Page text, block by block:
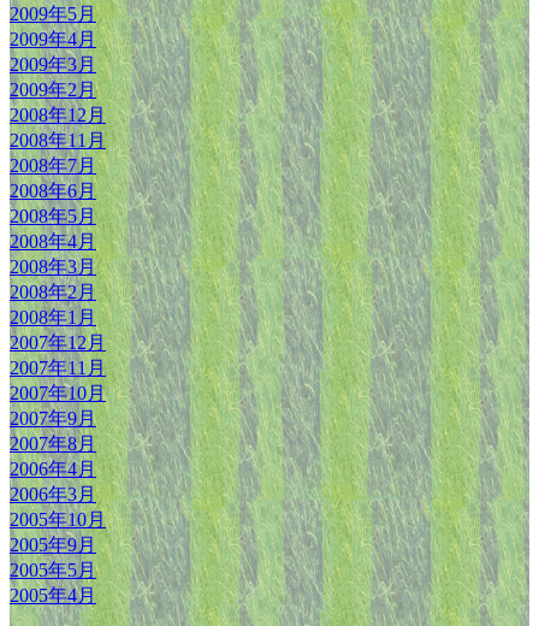
2009年5月
2009年4月
2009年3月
2009年2月
2008年12月
2008年11月
2008年7月
2008年6月
2008年5月
2008年4月
2008年3月
2008年2月
2008年1月
2007年12月
2007年11月
2007年10月
2007年9月
2007年8月
2006年4月
2006年3月
2005年10月
2005年9月
2005年5月
2005年4月